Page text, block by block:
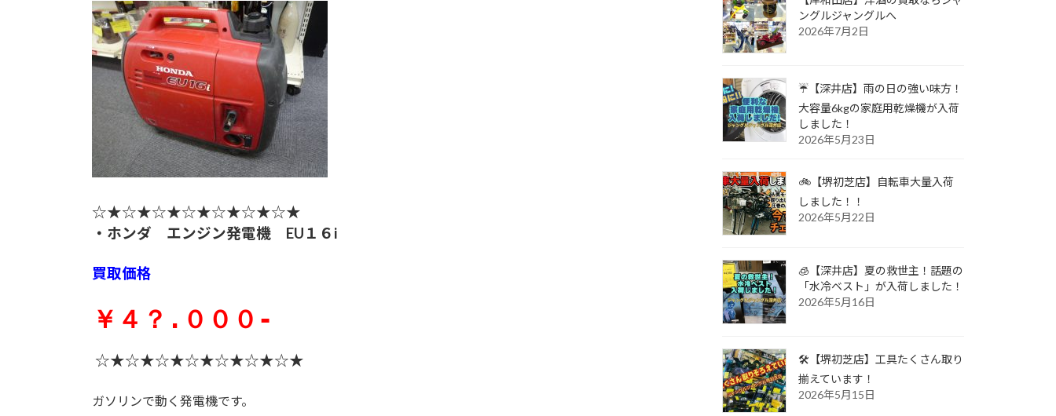
☆★☆★☆★☆★☆★☆★☆★
・ホンダ エンジン発電機 EU１６i
買取価格
￥４？.０００-
☆★☆★☆★☆★☆★☆★☆★
ガソリンで動く発電機です。
ングルジャングルへ
2026年7月2日
☔【深井店】雨の日の強い味方！
大容量6kgの家庭用乾燥機が入荷
しました！
2026年5月23日
🚲【堺初芝店】自転車大量入荷
しました！！
2026年5月22日
🧊【深井店】夏の救世主！話題の
「水冷ベスト」が入荷しました！
2026年5月16日
🛠️【堺初芝店】工具たくさん取り
揃えています！
2026年5月15日